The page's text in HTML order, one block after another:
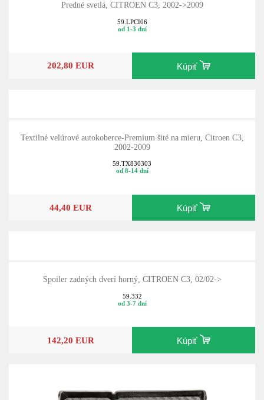
Predné svetlá, CITROEN C3, 2002->2009
59.LPCI06
od 1-3 dní
202,80 EUR Kúpiť
Textilné velúrové autokoberce-Premium šité na mieru, Citroen C3,
2002-2009
59.TX830303
od 8-14 dní
44,40 EUR Kúpiť
Spoiler zadných dverí horný, CITROEN C3, 02/02->
59.332
od 3-7 dní
142,20 EUR Kúpiť